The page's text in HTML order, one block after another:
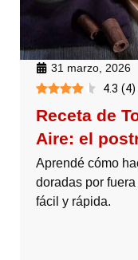
31 marzo, 2026
4.3 (4)
Receta de
Aire: el
Aprendé cómo
doradas por
fácil y rápida.